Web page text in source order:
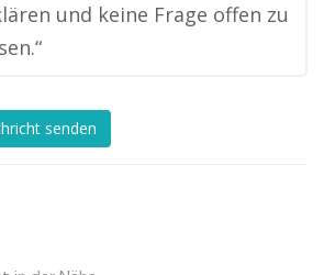
und keine Frage offen zu
senden